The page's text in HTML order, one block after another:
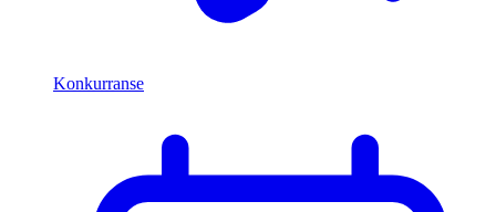
Konkurranse